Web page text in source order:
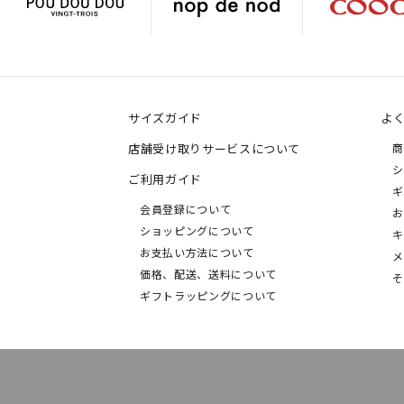
サイズガイド
店舗受け取りサービスについて
ご利用ガイド
会員登録について
ショッピングについて
お支払い方法について
価格、配送、送料について
ギフトラッピングについて
よ